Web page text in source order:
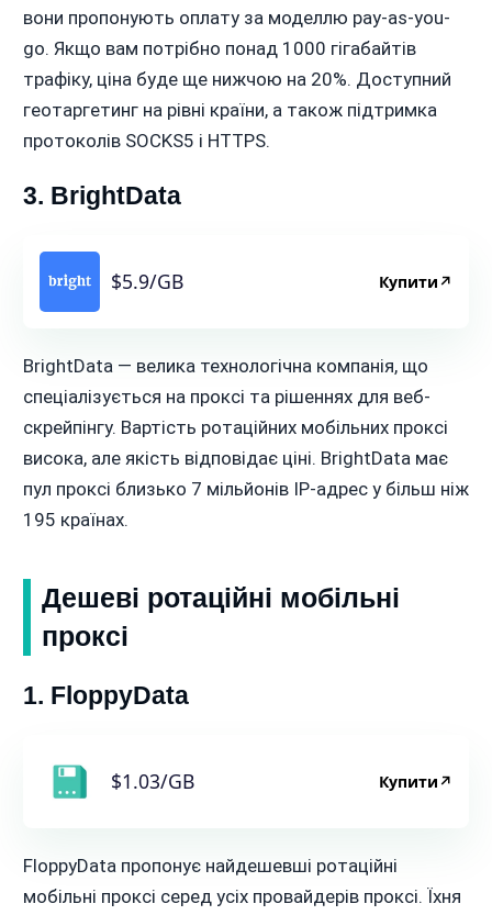
вони пропонують оплату за моделлю pay-as-you-
go. Якщо вам потрібно понад 1000 гігабайтів
трафіку, ціна буде ще нижчою на 20%. Доступний
геотаргетинг на рівні країни, а також підтримка
протоколів SOCKS5 і HTTPS.
3. BrightData
$5.9/GB Купити ↗
BrightData — велика технологічна компанія, що
спеціалізується на проксі та рішеннях для веб-
скрейпінгу. Вартість ротаційних мобільних проксі
висока, але якість відповідає ціні. BrightData має
пул проксі близько 7 мільйонів IP-адрес у більш ніж
195 країнах.
Дешеві ротаційні мобільні
проксі
1. FloppyData
$1.03/GB Купити ↗
FloppyData пропонує найдешевші ротаційні
мобільні проксі серед усіх провайдерів проксі. Їхня